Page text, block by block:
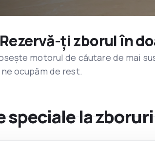
Rezervă-ți zborul în
motorul de căutare de mai
ocupăm de rest.
speciale la